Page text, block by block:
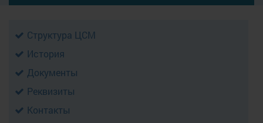
Структура ЦСМ
История
Документы
Реквизиты
Контакты